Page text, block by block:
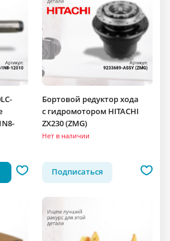
Бортовой редуктор хода
c гидромотором HITACHI
ZX230 (ZMG)
Нет в наличии
Подписаться